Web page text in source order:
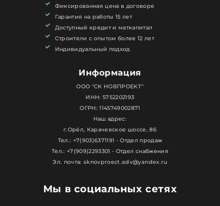
Мы в социальных сетях
Фиксированная цена в договоре
Гарантия на работы 15 лет
Доступный кредит и маткапитал
Строители с опытом более 12 лет
Индивидуальный подход
Информация
ООО "СК НОВПРОЕКТ"
ИНН: 5752202193
ОГРН: 1145749002871
Наш адрес:
г.Орёл, Карачевское шоссе, 86
Тел.: +7(903)6371191 - Отдел продаж
Тел.: +7(909)2293301 - Отдел снабжения
Эл. почта: sknovproect.adv@yandex.ru